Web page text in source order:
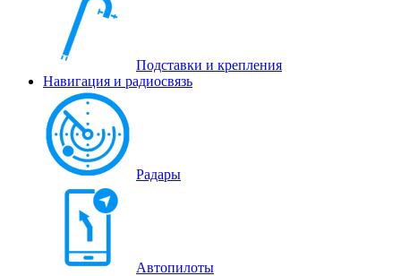
Подставки и крепления
Навигация и радиосвязь
Радары
Автопилоты